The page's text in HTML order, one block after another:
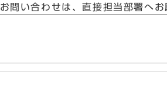
問い合わせは、直接担当部署へ